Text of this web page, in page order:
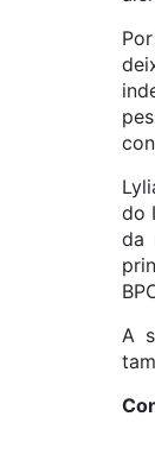
do
da
A